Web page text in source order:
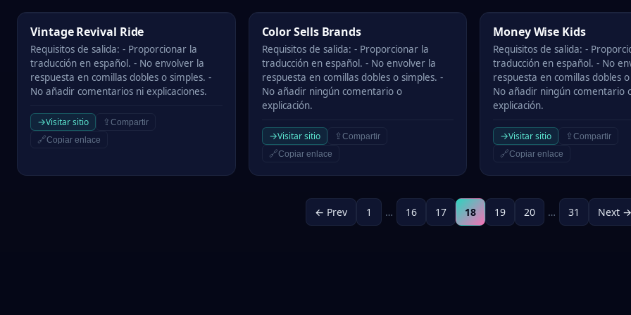
Vintage Revival Ride
Vintage Revival Ride
Requisitos de salida: - Proporcionar la
traducción en español. - No envolver la
respuesta en comillas dobles o simples. -
No añadir comentarios ni explicaciones.
→Visitar sitio ⇪ Compartir
🔗Copiar enlace
Color Sells Brands
Color Sells Brands
Requisitos de salida: - Proporcionar la
traducción en español. - No envolver la
respuesta en comillas dobles o simples. -
No añadir ningún comentario o
explicación.
→Visitar sitio ⇪ Compartir
🔗Copiar enlace
Money Wise Kids
Money Wise Kids
Requisitos de salida: -
traducción en español. - No
respuesta en comillas dobles
No añadir ningún comentario
explicación.
→Visitar sitio ⇪ Compartir
🔗Copiar enlace
← Prev 1 … 16 17 18 19 20 … 31 Next →